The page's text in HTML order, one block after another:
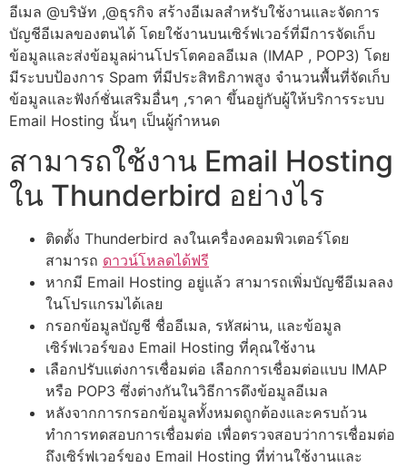
อีเมล @บริษัท ,@ธุรกิจ สร้างอีเมลสำหรับใช้งานและจัดการ
บัญชีอีเมลของตนได้ โดยใช้งานบนเซิร์ฟเวอร์ที่มีการจัดเก็บ
ข้อมูลและส่งข้อมูลผ่านโปรโตคอลอีเมล (IMAP , POP3) โดย
มีระบบป้องการ Spam ที่มีประสิทธิภาพสูง จำนวนพื้นที่จัดเก็บ
ข้อมูลและฟังก์ชั่นเสริมอื่นๆ ,ราคา ขึ้นอยู่กับผู้ให้บริการระบบ
Email Hosting นั้นๆ เป็นผู้กำหนด
สามารถใช้งาน Email Hosting
ใน Thunderbird อย่างไร
ติดตั้ง Thunderbird ลงในเครื่องคอมพิวเตอร์โดย
สามารถ ดาวน์โหลดได้ฟรี
หากมี Email Hosting อยู่แล้ว สามารถเพิ่มบัญชีอีเมลลง
ในโปรแกรมได้เลย
กรอกข้อมูลบัญชี ชื่ออีเมล, รหัสผ่าน, และข้อมูล
เซิร์ฟเวอร์ของ Email Hosting ที่คุณใช้งาน
เลือกปรับแต่งการเชื่อมต่อ เลือกการเชื่อมต่อแบบ IMAP
หรือ POP3 ซึ่งต่างกันในวิธีการดึงข้อมูลอีเมล
หลังจากการกรอกข้อมูลทั้งหมดถูกต้องและครบถ้วน
ทำการทดสอบการเชื่อมต่อ เพื่อตรวจสอบว่าการเชื่อมต่อ
ถึงเซิร์ฟเวอร์ของ Email Hosting ที่ท่านใช้งานและ